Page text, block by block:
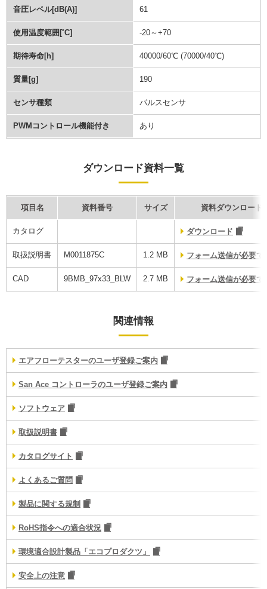
音圧レベル[dB(A)] 61
使用温度範囲[˚C] -20～+70
期待寿命[h] 40000/60℃ (70000/40℃)
質量[g] 190
センサ種類 パルスセンサ
PWMコントロール機能付き あり
ダウンロード資料一覧
項目名 資料番号 サイズ 資料ダウンロード
カタログ ダウンロード
取扱説明書 M0011875C 1.2 MB フォーム送信が必要で
CAD 9BMB_97x33_BLW 2.7 MB フォーム送信が必要
関連情報
エアフローテスターのユーザ登録ご案内
San Ace コントローラのユーザ登録ご案内
ソフトウェア
取扱説明書
カタログサイト
よくあるご質問
製品に関する規制
RoHS指令への適合状況
環境適合設計製品「エコプロダクツ」
安全上の注意